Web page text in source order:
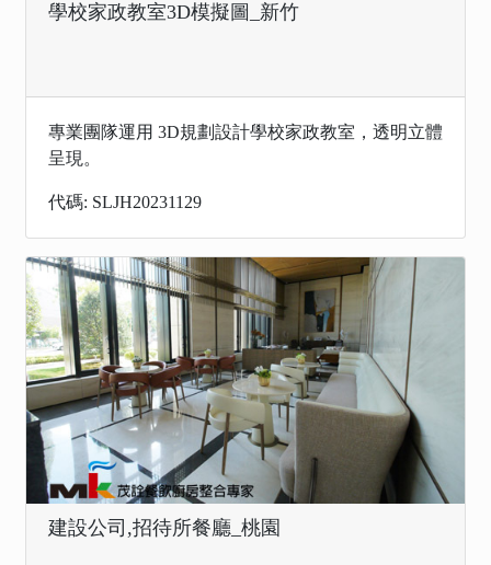
學校家政教室3D模擬圖_新竹
專業團隊運用 3D規劃設計學校家政教室，透明立體
呈現。
代碼: SLJH20231129
建設公司,招待所餐廳_桃園